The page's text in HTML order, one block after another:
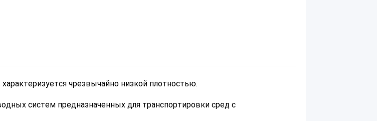
чрезвычайно низкой плотностью.
систем предназначенных для транспортировки сред с